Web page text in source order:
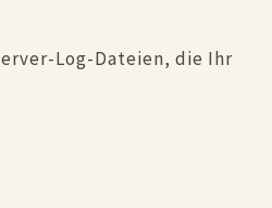
Log-Dateien, die Ihr